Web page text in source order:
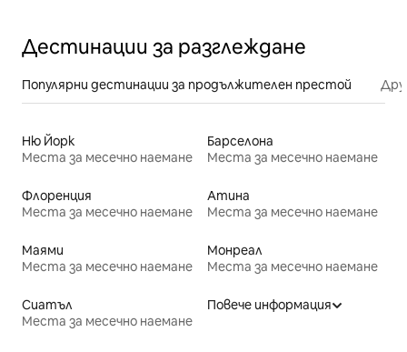
Дестинации за разглеждане
Популярни дестинации за продължителен престой
Ню Йорк
Места за месечно наемане
Барселона
Места за месечно наемане
Флоренция
Места за месечно наемане
Атина
Места за месечно наемане
Маями
Места за месечно наемане
Монреал
Места за месечно наемане
Сиатъл
Места за месечно наемане
Повече информация